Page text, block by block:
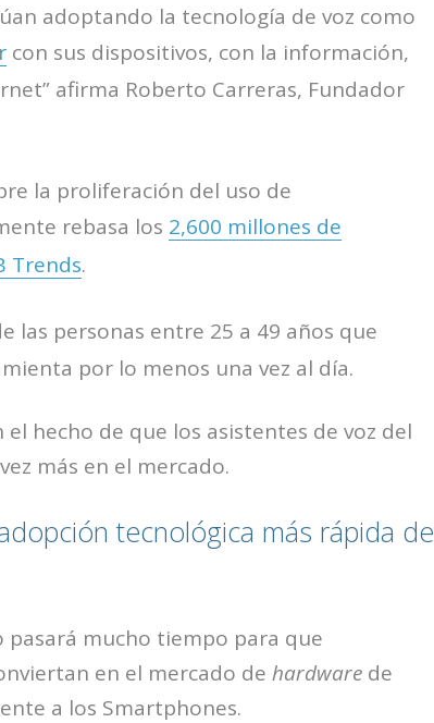
adoptando la tecnología de voz como
con sus dispositivos, con la información,
afirma Roberto Carreras, Fundador
la proliferación del uso de
rebasa los 2,600 millones de
Trends.
las personas entre 25 a 49 años que
por lo menos una vez al día.
hecho de que los asistentes de voz del
más en el mercado.
tecnológica más rápida de
pasará mucho tiempo para que
en el mercado de hardware de
a los Smartphones.